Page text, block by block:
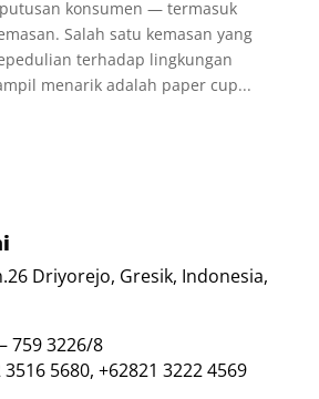
konsumen — termasuk
Salah satu kemasan yang
terhadap lingkungan
menarik adalah paper cup...
Driyorejo, Gresik, Indonesia,
759 3226/8
5680, +62821 3222 4569